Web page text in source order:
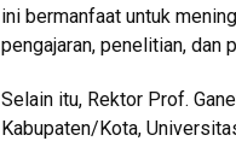
ini bermanfaat untuk
pengajaran, penelitian, dan
Selain itu, Rektor Prof.
Kabupaten/Kota,